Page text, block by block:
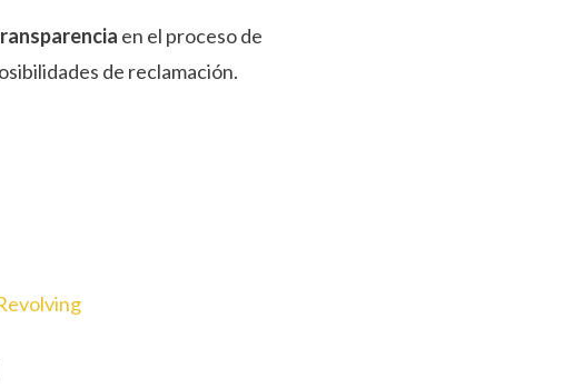
en el proceso de
de reclamación.